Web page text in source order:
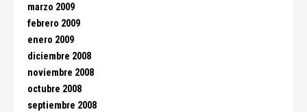
marzo 2009
febrero 2009
enero 2009
diciembre 2008
noviembre 2008
octubre 2008
septiembre 2008